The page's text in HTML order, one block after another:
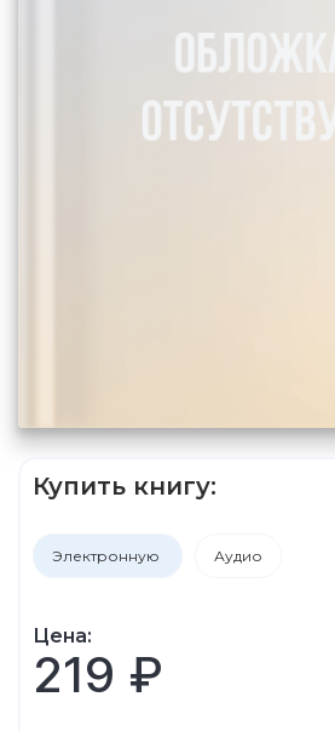
Купить книгу:
Электронную Аудио
Цена:
219 ₽